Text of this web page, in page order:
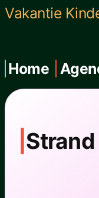
Ga
de
inhoud
Vakantie
Home